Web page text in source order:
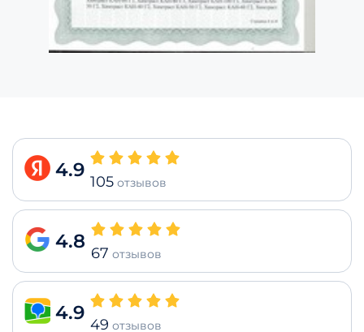
4.9
105 отзывов
4.8
67 отзывов
4.9
49 отзывов